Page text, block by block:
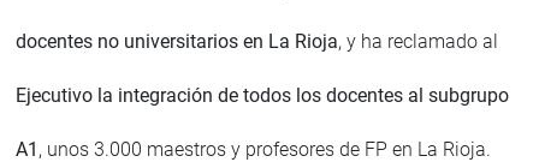
docentes no universitarios en La Rioja, y ha reclamado al
Ejecutivo la integración de todos los docentes al subgrupo
A1 , unos 3.000 maestros y profesores de FP en La Rioja.